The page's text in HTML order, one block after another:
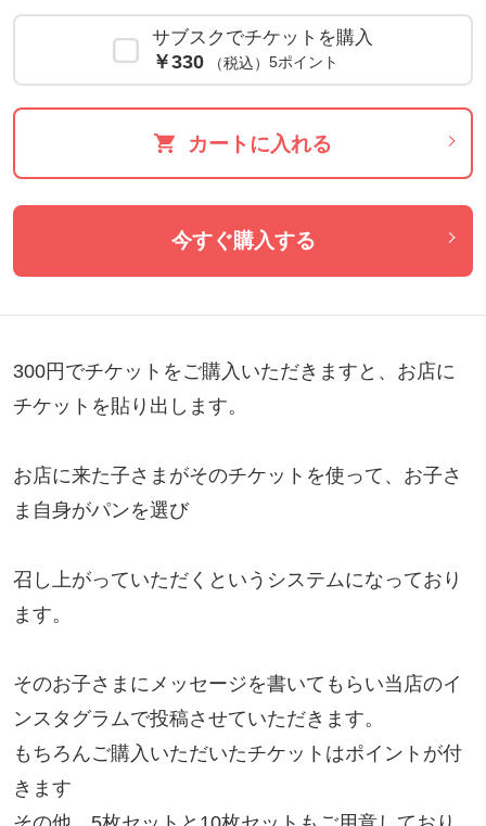
サブスクでチケットを購入
￥330（税込） 5ポイント
カートに入れる
今すぐ購入する
300円でチケットをご購入いただきますと、お店に
チケットを貼り出します。
お店に来た子さまがそのチケットを使って、お子さ
ま自身がパンを選び
召し上がっていただくというシステムになっており
ます。
そのお子さまにメッセージを書いてもらい当店のイ
ンスタグラムで投稿させていただきます。
もちろんご購入いただいたチケットはポイントが付
きます